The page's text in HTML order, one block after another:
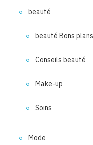
beauté
beauté Bons plans
Conseils beauté
Make-up
Soins
Mode